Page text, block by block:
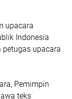
upacara
Indonesia
petugas upacara
Pemimpin
teks